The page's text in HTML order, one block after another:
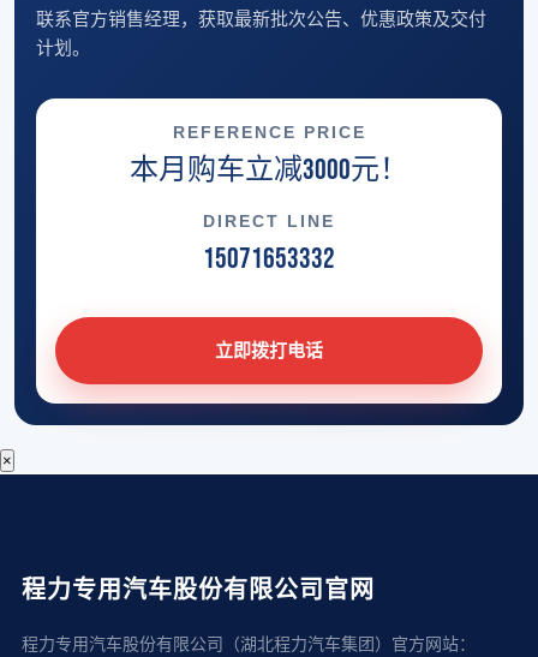
联系官方销售经理，获取最新批次公告、优惠政策及交付
计划。
REFERENCE PRICE
本月购车立减3000元！
DIRECT LINE
15071653332
立即拨打电话
×
程力专用汽车股份有限公司官网
程力专用汽车股份有限公司（湖北程力汽车集团）官方网站：